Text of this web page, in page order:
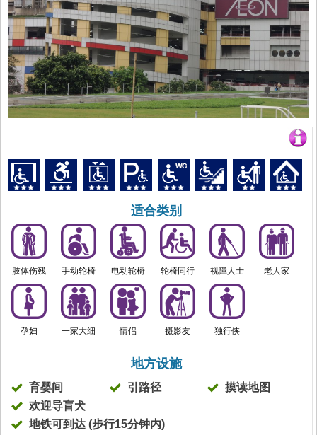
适合类别
肢体伤残 手动轮椅 电动轮椅 轮椅同行 视障人士 老人家
孕妇 一家大细 情侣 摄影友 独行侠
地方设施
育婴间 引路径
摸读地图
欢迎导盲犬
地铁可到达 (步行15分钟内)